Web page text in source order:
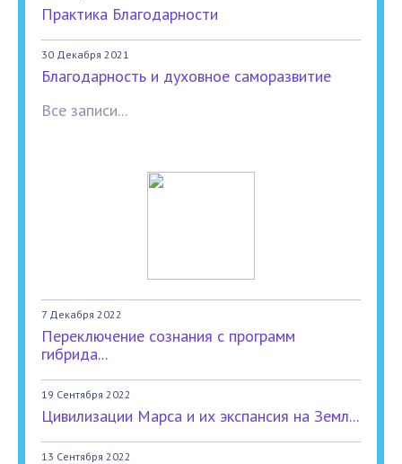
Практика Благодарности
30 Декабря 2021
Благодарность и духовное саморазвитие
Все записи...
7 Декабря 2022
Переключение сознания с программ
гибрида...
19 Сентября 2022
Цивилизации Марса и их экспансия на Земл...
13 Сентября 2022